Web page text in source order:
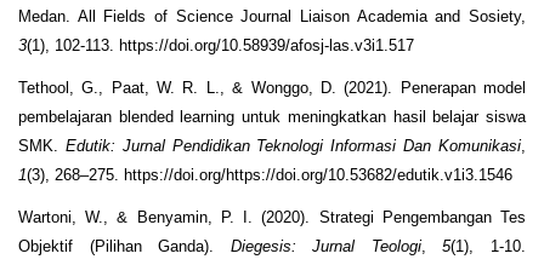
Medan. All Fields of Science Journal Liaison Academia and Sosiety,
3(1), 102-113. https://doi.org/10.58939/afosj-las.v3i1.517
Tethool, G., Paat, W. R. L., & Wonggo, D. (2021). Penerapan model
pembelajaran blended learning untuk meningkatkan hasil belajar siswa
SMK. Edutik: Jurnal Pendidikan Teknologi Informasi Dan Komunikasi,
1(3), 268–275. https://doi.org/https://doi.org/10.53682/edutik.v1i3.1546
Wartoni, W., & Benyamin, P. I. (2020). Strategi Pengembangan Tes
Objektif (Pilihan Ganda). Diegesis: Jurnal Teologi,5(1), 1-10.